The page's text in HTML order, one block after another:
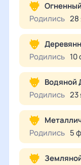
Родились 28
Родились 10
Водяной
Родились 23
Родились 5